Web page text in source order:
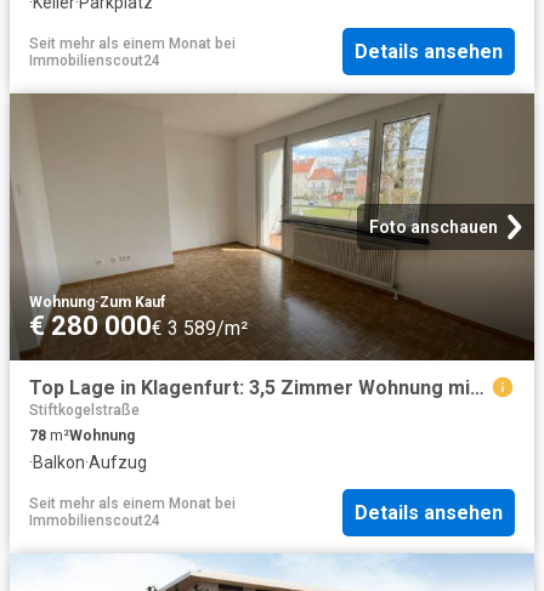
Seit mehr als einem Monat bei
Immobilienscout24
Details ansehen
Foto anschauen
Wohnung·Zum Kauf
€ 280 000€ 3 589/m²
Top Lage in Klagenfurt: 3,5 Zimmer Wohnung mit Balkon und Loggia am Fuße des Kreuzbergls
Stiftkogelstraße
78 m²Wohnung
·Balkon·Aufzug
Seit mehr als einem Monat bei
Immobilienscout24
Details ansehen